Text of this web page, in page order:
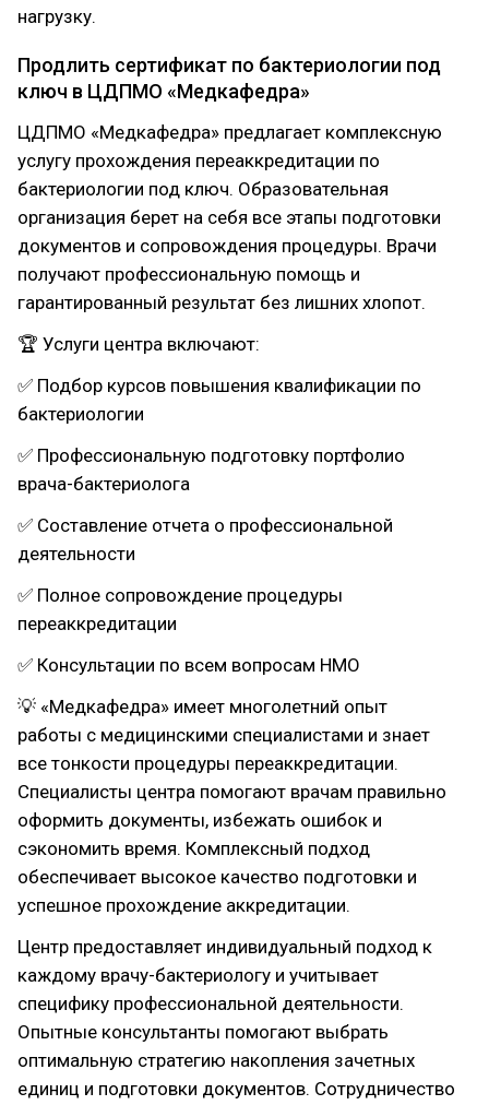
нагрузку.
Продлить сертификат по бактериологии под
ключ в ЦДПМО «Медкафедра»
ЦДПМО «Медкафедра» предлагает комплексную
услугу прохождения переаккредитации по
бактериологии под ключ. Образовательная
организация берет на себя все этапы подготовки
документов и сопровождения процедуры. Врачи
получают профессиональную помощь и
гарантированный результат без лишних хлопот.
🏆 Услуги центра включают:
✅ Подбор курсов повышения квалификации по
бактериологии
✅ Профессиональную подготовку портфолио
врача-бактериолога
✅ Составление отчета о профессиональной
деятельности
✅ Полное сопровождение процедуры
переаккредитации
✅ Консультации по всем вопросам НМО
💡 «Медкафедра» имеет многолетний опыт
работы с медицинскими специалистами и знает
все тонкости процедуры переаккредитации.
Специалисты центра помогают врачам правильно
оформить документы, избежать ошибок и
сэкономить время. Комплексный подход
обеспечивает высокое качество подготовки и
успешное прохождение аккредитации.
Центр предоставляет индивидуальный подход к
каждому врачу-бактериологу и учитывает
специфику профессиональной деятельности.
Опытные консультанты помогают выбрать
оптимальную стратегию накопления зачетных
единиц и подготовки документов. Сотрудничество